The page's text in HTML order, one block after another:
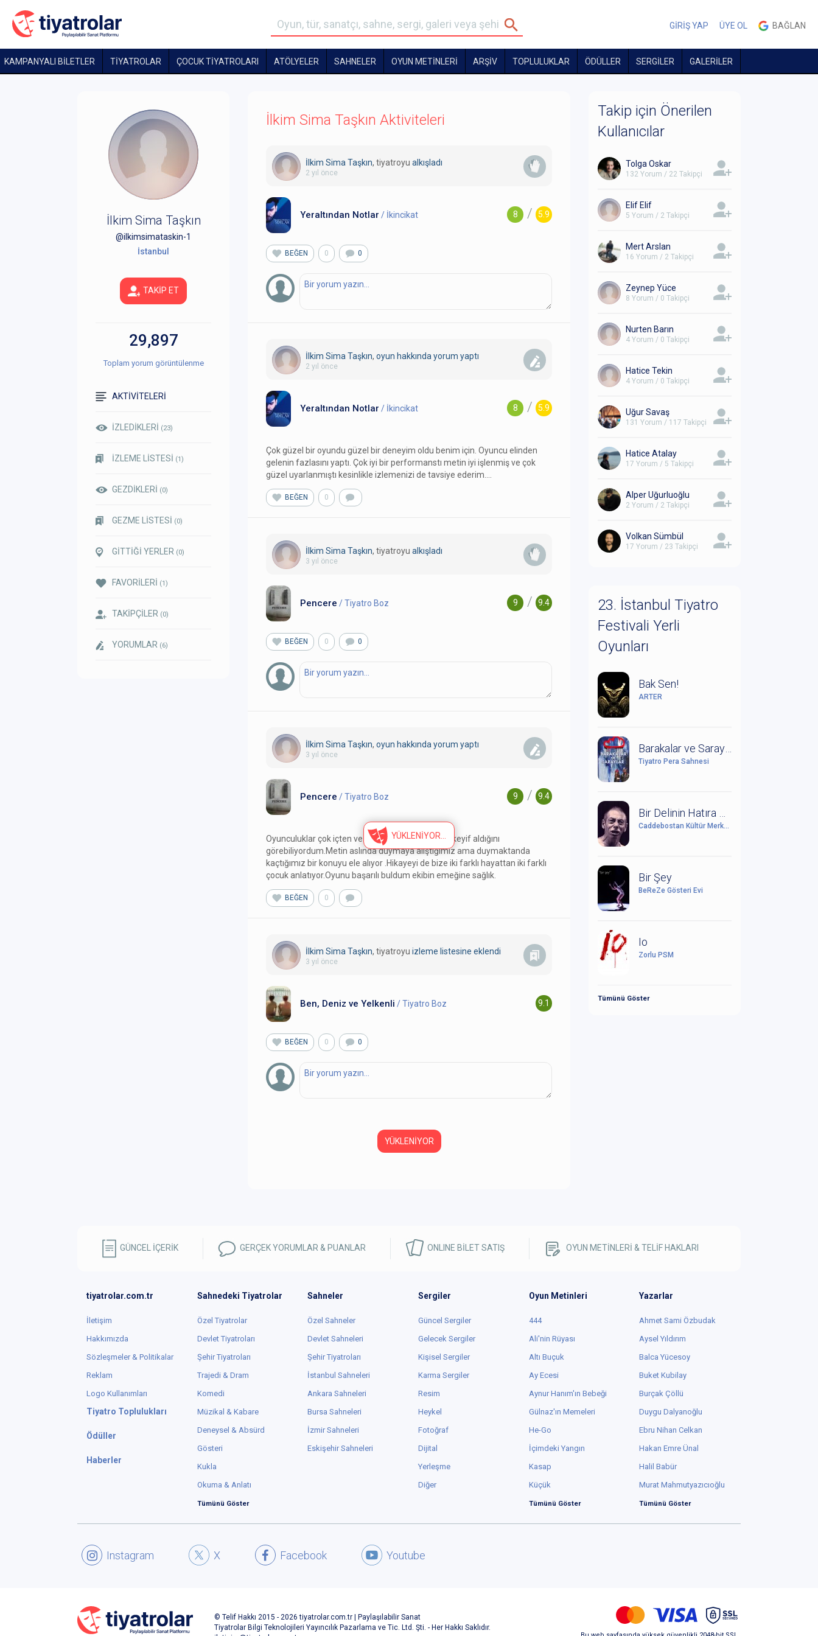
YÜKLENİYOR
GİRİŞ YAP ÜYE OL BAĞLAN
KAMPANYALI BİLETLER TİYATROLAR ÇOCUK TIYATROLARI ATÖLYELER SAHNELER OYUN METİNLERİ ARŞİV TOPLULUKLAR ÖDÜLLER SERGİLER GALERİLER
İlkim Sima Taşkın
@ilkimsimataskin-1
İstanbul
TAKİP ET
29,897
Toplam yorum görüntülenme
AKTİVİTELERİ
İZLEDİKLERİ (23)
İZLEME LİSTESİ (1)
GEZDİKLERİ (0)
GEZME LİSTESİ (0)
GİTTİĞİ YERLER (0)
FAVORİLERİ (1)
TAKİPÇİLER (0)
YORUMLAR (6)
İlkim Sima Taşkın Aktiviteleri
İlkim Sima Taşkın, tiyatroyu alkışladı
2 yıl önce
5.9
/
8
Yeraltından Notlar / İkincikat
BEĞEN 0 0
İlkim Sima Taşkın, oyun hakkında yorum yaptı
2 yıl önce
5.9
/
8
Yeraltından Notlar / İkincikat
Çok güzel bir oyundu güzel bir deneyim oldu benim için. Oyuncu elinden
gelenin fazlasını yaptı. Çok iyi bir performanstı metin iyi işlenmiş ve çok
güzel uyarlanmıştı kesinlikle izlemenizi de tavsiye ederim….
BEĞEN 0
İlkim Sima Taşkın, tiyatroyu alkışladı
3 yıl önce
9.4
/
9
Pencere / Tiyatro Boz
BEĞEN 0 0
İlkim Sima Taşkın, oyun hakkında yorum yaptı
3 yıl önce
9.4
/
9
Pencere / Tiyatro Boz
Oyunculuklar çok içten ve samimiydi oyuncuların keyif aldığını
görebiliyordum.Metin aslında duymaya alıştığımız ama duymaktanda
kaçtığımız bir konuyu ele alıyor .Hikayeyi de bize iki farklı hayattan iki farklı
çocuk anlatıyor.Oyunu başarılı buldum ekibin emeğine sağlık.
BEĞEN 0
İlkim Sima Taşkın, tiyatroyu izleme listesine eklendi
3 yıl önce
9.1
Ben, Deniz ve Yelkenli / Tiyatro Boz
BEĞEN 0 0
YÜKLENİYOR
Takip için Önerilen
Kullanıcılar
Tolga Oskar
132 Yorum / 22 Takipçi
Elif Elif
5 Yorum / 2 Takipçi
Mert Arslan
16 Yorum / 2 Takipçi
Zeynep Yüce
8 Yorum / 0 Takipçi
Nurten Barın
4 Yorum / 0 Takipçi
Hatice Tekin
4 Yorum / 0 Takipçi
Uğur Savaş
131 Yorum / 117 Takipçi
Hatice Atalay
17 Yorum / 5 Takipçi
Alper Uğurluoğlu
2 Yorum / 2 Takipçi
Volkan Sümbül
17 Yorum / 23 Takipçi
23. İstanbul Tiyatro
Festivali Yerli
Oyunları
Bak Sen!
ARTER
Tiyatro Pera Sahnesi
Caddebostan Kültür Merkezi
Bir Şey
BeReZe Gösteri Evi
Io
Zorlu PSM
Tümünü Göster
GÜNCEL İÇERİK GERÇEK YORUMLAR & PUANLAR ONLINE BİLET SATIŞ OYUN METİNLERİ & TELİF HAKLARI
tiyatrolar.com.tr
İletişim
Hakkımızda
Sözleşmeler & Politikalar
Reklam
Logo Kullanımları
Tiyatro Toplulukları
Ödüller
Haberler
Sahnedeki Tiyatrolar
Özel Tiyatrolar
Devlet Tiyatroları
Şehir Tiyatroları
Trajedi & Dram
Komedi
Müzikal & Kabare
Deneysel & Absürd
Gösteri
Kukla
Okuma & Anlatı
Tümünü Göster
Sahneler
Özel Sahneler
Devlet Sahneleri
Şehir Tiyatroları
İstanbul Sahneleri
Ankara Sahneleri
Bursa Sahneleri
İzmir Sahneleri
Eskişehir Sahneleri
Sergiler
Güncel Sergiler
Gelecek Sergiler
Kişisel Sergiler
Karma Sergiler
Resim
Heykel
Fotoğraf
Dijital
Yerleşme
Diğer
Oyun Metinleri
444
Ali'nin Rüyası
Altı Buçuk
Ay Ecesi
Aynur Hanım'ın Bebeği
Gülnaz'ın Memeleri
He-Go
İçimdeki Yangın
Kasap
Küçük
Tümünü Göster
Yazarlar
Ahmet Sami Özbudak
Aysel Yıldırım
Balca Yücesoy
Buket Kubilay
Burçak Çöllü
Duygu Dalyanoğlu
Ebru Nihan Celkan
Hakan Emre Ünal
Halil Babür
Murat Mahmutyazıcıoğlu
Tümünü Göster
Youtube
Facebook
X
Instagram
© Telif Hakkı 2015 - 2026 tiyatrolar.com.tr | Paylaşılabilir Sanat
Tiyatrolar Bilgi Teknolojileri Yayıncılık Pazarlama ve Tic. Ltd. Şti. - Her Hakkı Saklıdır.